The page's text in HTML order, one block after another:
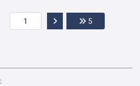
Przejdź do następnej
5Przejdź do